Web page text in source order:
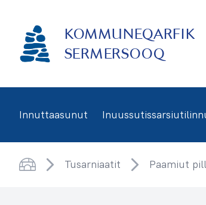
KOMMUNEQARFIK
SERMERSOOQ
Innuttaasunut
Tusarniaatit Paamiut